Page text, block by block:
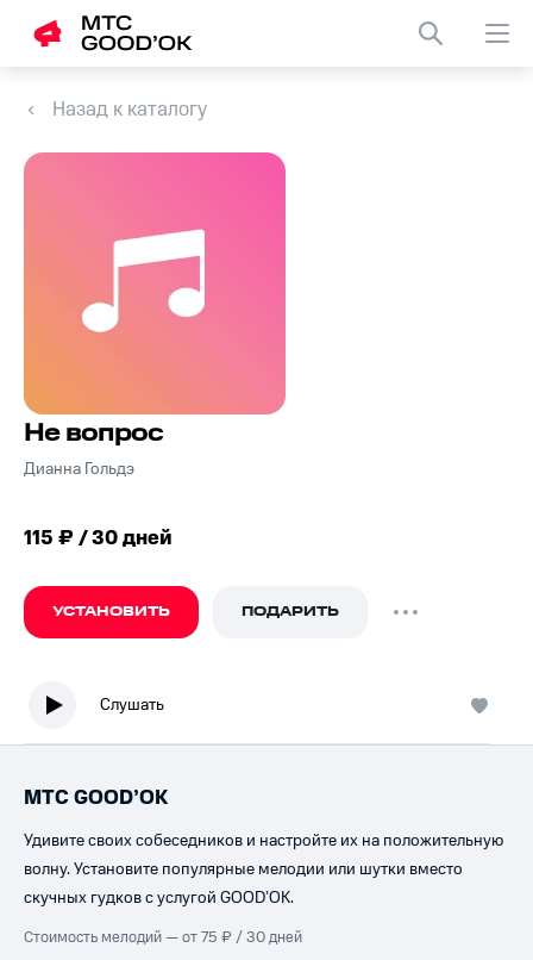
Назад к каталогу
Не вопрос
Дианна Гольдэ
115 ₽ / 30 дней
УСТАНОВИТЬ ПОДАРИТЬ
Слушать
МТС GOOD’OK
Удивите своих собеседников и настройте их на положительную
волну. Установите популярные мелодии или шутки вместо
скучных гудков с услугой GOOD’OK.
Стоимость мелодий — от 75 ₽ / 30 дней